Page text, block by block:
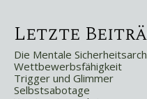
Letzte
Die Mentale
Wettbewerbsfähigkeit
Trigger und Glimmer
Selbstsabotage